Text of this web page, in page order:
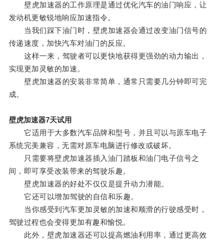
壁虎加速器的工作原理是通过优化汽车的油门响应，让
发动机更敏锐地响应加速指令。
当我们踩下油门时，壁虎加速器会通过改变油门信号的
传递速度，加快汽车对油门的反应。
这样一来，驾驶者可以更快地获得更强劲的动力输出，
实现更加灵敏的加速。
壁虎加速器的安装非常简单，通常只需要几分钟即可完
成。
壁虎加速器7天试用
它适用于大多数汽车品牌和型号，并且可以与原车电子
系统完美兼容，无需对原车电脑进行修改或破坏。
只需要将壁虎加速器插入油门踏板和油门电子信号之
间，即可享受改装带来的驾驶乐趣。
壁虎加速器的好处不仅仅是提升动力潜能。
它还可以增加驾驶的自信和乐趣。
当你感受到汽车更加灵敏的加速和顺滑的行驶感受时，
驾驶过程也会变得更加有趣和愉悦。
此外，壁虎加速器还可以提高燃油利用率，通过更高效